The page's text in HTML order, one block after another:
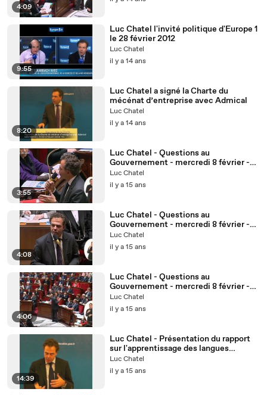
4:09
9:55
Luc Chatel l'invité politique d'Europe 1
le 28 février 2012
Luc Chatel
il y a 14 ans
8:20
Luc Chatel a signé la Charte du
mécénat d’entreprise avec Admical
Luc Chatel
il y a 14 ans
3:55
Luc Chatel - Questions au
Gouvernement - mercredi 8 février -
3/3
Luc Chatel
il y a 15 ans
4:08
Luc Chatel - Questions au
Gouvernement - mercredi 8 février -
2/3
Luc Chatel
il y a 15 ans
4:06
Luc Chatel - Questions au
Gouvernement - mercredi 8 février -
1/3
Luc Chatel
il y a 15 ans
14:39
Luc Chatel - Présentation du rapport
sur l'apprentissage des langues
vivantes
Luc Chatel
il y a 15 ans